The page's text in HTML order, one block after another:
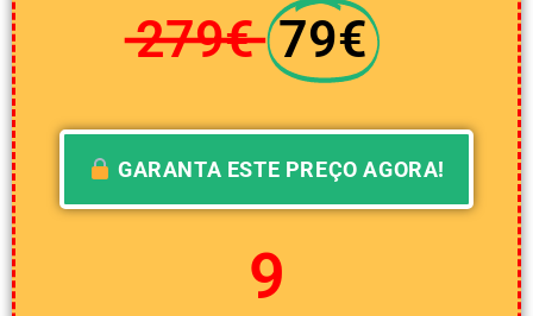
279€ 79€
GARANTA ESTE PREÇO AGORA!
8